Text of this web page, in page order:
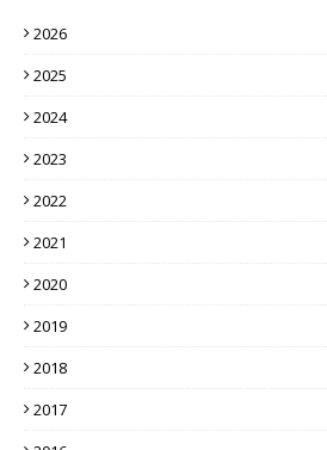
2026
2025
2024
2023
2022
2021
2020
2019
2018
2017